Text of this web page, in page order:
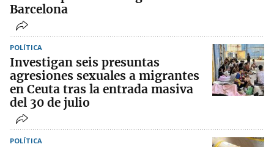
Barcelona
POLÍTICA
Investigan seis presuntas
agresiones sexuales a migrantes
en Ceuta tras la entrada masiva
del 30 de julio
POLÍTICA